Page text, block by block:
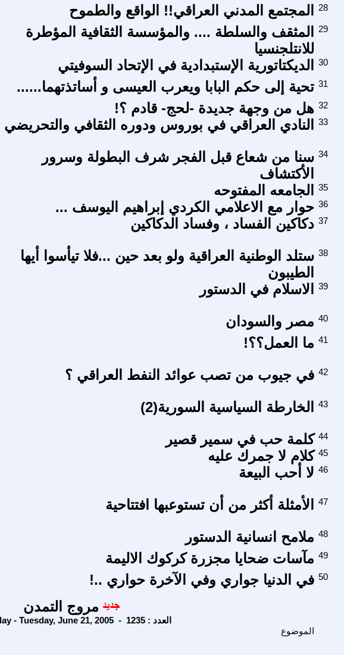
المجتمع المدني العراقي!! الواقع والطموح 28
المثقف والسلطة .... والمؤسسة الثقافية المؤطرة
للانتلجنسيا
29
الديكتاتورية الإستبدادية في الإتحاد السوفيتي 30
تحية إلى حكم البابا ويعرب العيسى و أساتذتهما...... 31
هل من وجهة جديدة -لحج- قادم ؟! 32
النادي العراقي في بوروس ودوره الثقافي والتحريضي 33
سنا من شعاع قبل الفجر شرف البطولة وسرور
الأكتشاف
34
الجامعه المفتوحه
35
حوار مع الاعلامي الكردي إبراهيم اليوسف ... 36
دكاكين الفساد ، وفساد الدكاكين 37
ستلد الوطنية العراقية ولو بعد حين ...فلا تيأسوا أيها
الطيبون
38
الاسلام في الدستور 39
مصر والسودان 40
ما العمل؟؟! 41
في جيوب من تصب عوائد النفط العراقي ؟ 42
الخارطة السياسية السورية(2) 43
كلمة حب في سمير قصير 44
كلام لا جمرك عليه 45
لا أحب البيعة 46
الأمثلة أكثر من أن تستوعبها افتتاحية 47
ملامح انسانية الدستور 48
مآسات ضحايا مجزرة كركوك الاليمة 49
في الدنيا جواري وفي الآخرة حواري ..! 50
مروج التمدن
Tuesday - Tuesday, June 21, 2005 - العدد : 1235
الموضوع